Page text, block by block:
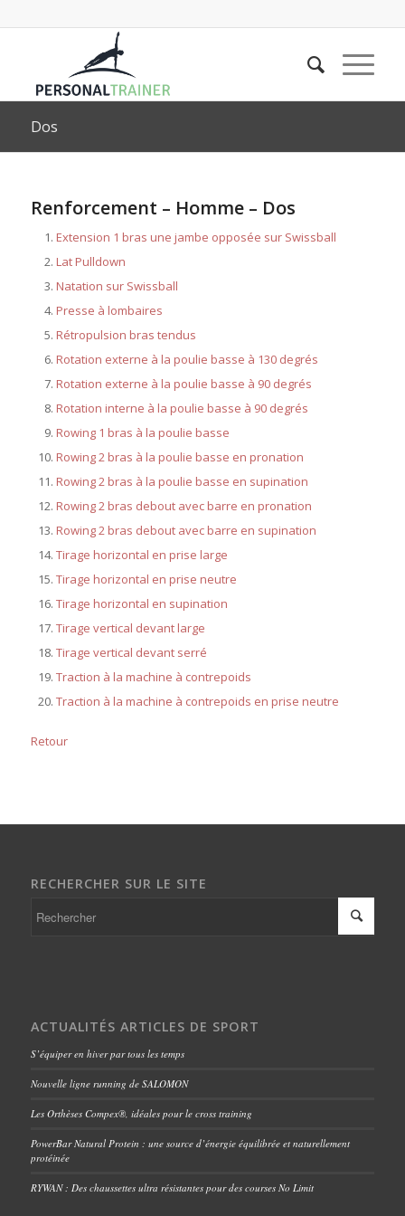
Dos
Renforcement – Homme – Dos
Extension 1 bras une jambe opposée sur Swissball
Lat Pulldown
Natation sur Swissball
Presse à lombaires
Rétropulsion bras tendus
Rotation externe à la poulie basse à 130 degrés
Rotation externe à la poulie basse à 90 degrés
Rotation interne à la poulie basse à 90 degrés
Rowing 1 bras à la poulie basse
Rowing 2 bras à la poulie basse en pronation
Rowing 2 bras à la poulie basse en supination
Rowing 2 bras debout avec barre en pronation
Rowing 2 bras debout avec barre en supination
Tirage horizontal en prise large
Tirage horizontal en prise neutre
Tirage horizontal en supination
Tirage vertical devant large
Tirage vertical devant serré
Traction à la machine à contrepoids
Traction à la machine à contrepoids en prise neutre
Retour
RECHERCHER SUR LE SITE
ACTUALITÉS ARTICLES DE SPORT
S’équiper en hiver par tous les temps
Nouvelle ligne running de SALOMON
Les Orthèses Compex®, idéales pour le cross training
PowerBar Natural Protein : une source d’énergie équilibrée et naturellement
protéinée
RYWAN : Des chaussettes ultra résistantes pour des courses No Limit